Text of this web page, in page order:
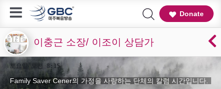
Donate
이충근 소장/ 이조이 상담가
토요일 오전 8:15
Family Saver Cener의 가정을 사랑하는 단체의 칼럼 시간입니다.